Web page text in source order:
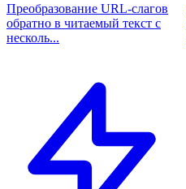
Преобразование URL-слагов
обратно в читаемый текст с
несколь...